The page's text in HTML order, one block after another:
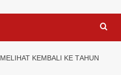
MELIHAT KEMBALI KЕ TАHUN